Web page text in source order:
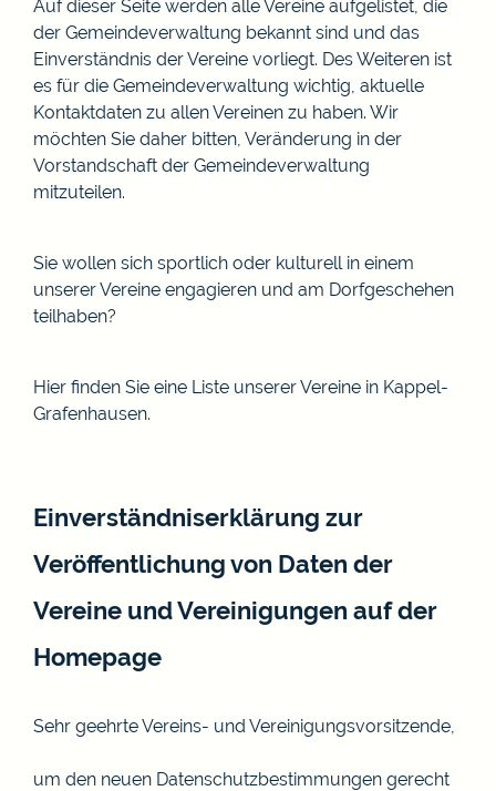
Auf dieser Seite werden alle Vereine aufgelistet, die
der Gemeindeverwaltung bekannt sind und das
Einverständnis der Vereine vorliegt. Des Weiteren ist
es für die Gemeindeverwaltung wichtig, aktuelle
Kontaktdaten zu allen Vereinen zu haben. Wir
möchten Sie daher bitten, Veränderung in der
Vorstandschaft der Gemeindeverwaltung
mitzuteilen.
Sie wollen sich sportlich oder kulturell in einem
unserer Vereine engagieren und am Dorfgeschehen
teilhaben?
Hier finden Sie eine Liste unserer Vereine in Kappel-
Grafenhausen.
Einverständniserklärung zur
Veröffentlichung von Daten der
Vereine und Vereinigungen auf der
Homepage
Sehr geehrte Vereins- und Vereinigungsvorsitzende,
um den neuen Datenschutzbestimmungen gerecht